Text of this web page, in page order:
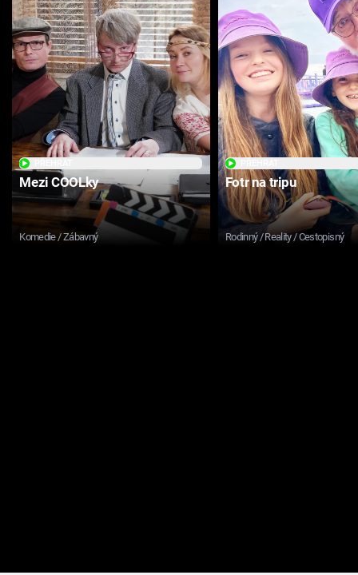
Mezi COOLky
Komedie / Zábavný
Fotr na tripu
Rodinný / Reality / Cestopisný